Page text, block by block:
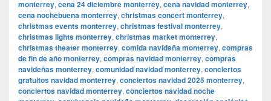
monterrey, cena 24 diciembre monterrey, cena navidad monterrey,
cena nochebuena monterrey, christmas concert monterrey,
christmas events monterrey, christmas festival monterrey,
christmas lights monterrey, christmas market monterrey,
christmas theater monterrey, comida navideña monterrey, compras
de fin de año monterrey, compras navidad monterrey, compras
navideñas monterrey, comunidad navidad monterrey, conciertos
gratuitos navidad monterrey, conciertos navidad 2025 monterrey,
conciertos navidad monterrey, conciertos navidad noche